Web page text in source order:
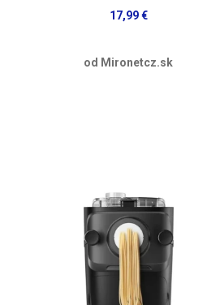
17,99 €
od Mironetcz.sk